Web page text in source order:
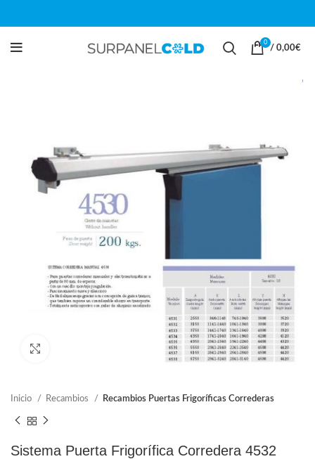
0
/ 0,00€
Inicio Recambios Recambios Puertas Frigoríficas Correderas
Sistema Puerta Frigorífica Corredera 4532